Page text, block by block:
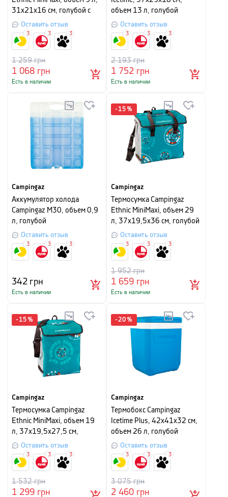
31х21х16 см, голубой с
рисунком
Оставить отзыв
1 068 грн
1 259грн
Есть в наличии
3 3 3
объем 13 л, голубой
Оставить отзыв
1 752 грн
2 193грн
Есть в наличии
3 3 3
Campingaz
Аккумулятор холода
Campingaz M30, объем 0,9
л, голубой
Оставить отзыв
342грн
Есть в наличии
3 3 3
-15 %
Campingaz
Термосумка Campingaz
Ethnic MiniMaxi, объем 29
л, 37х19,5х36 см, голубой
с рисунком
Оставить отзыв
1 659 грн
1 952грн
Есть в наличии
3 3 3
-15 %
Campingaz
Термосумка Campingaz
Ethnic MiniMaxi, объем 19
л, 37х19,5х27,5 см,
голубой с рисунком
Оставить отзыв
1 299 грн
1 532грн
3 3 3
-20 %
Campingaz
Термобокс Campingaz
Icetime Plus, 42х41х32 см,
объем 26 л, голубой
Оставить отзыв
2 460 грн
3 075грн
3 3 3